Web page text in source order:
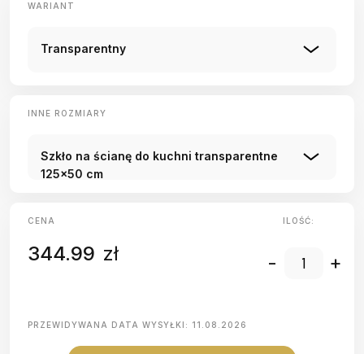
WARIANT
Transparentny
INNE ROZMIARY
Szkło na ścianę do kuchni transparentne
125x50 cm
CENA
344.99 zł
ILOŚĆ:
- +
PRZEWIDYWANA DATA WYSYŁKI: 11.08.2026